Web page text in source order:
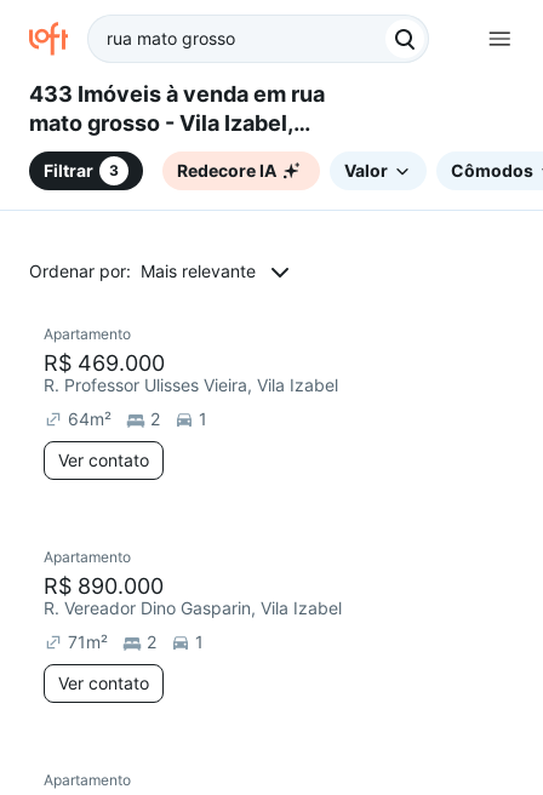
433 Imóveis à venda em rua
mato grosso - Vila Izabel,
Curitiba, PR
Filtrar 3 Redecore IA Valor Cômodos
Ordenar por: Mais relevante
Redecorar
Apartamento
R$ 469.000
R. Professor Ulisses Vieira, Vila Izabel
64m² 2
1
Ver contato
Chegou este mês
Apartamento
R$ 890.000
R. Vereador Dino Gasparin, Vila Izabel
71m² 2
1
Ver contato
Redecorar
Apartamento